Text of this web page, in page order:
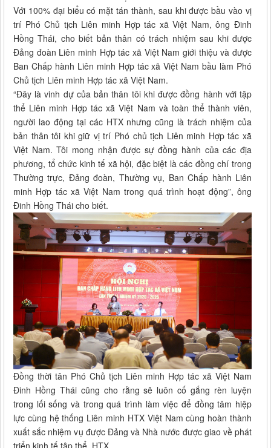
Với 100% đại biểu có mặt tán thành, sau khi được bầu vào vị
trí Phó Chủ tịch Liên minh Hợp tác xã Việt Nam, ông Đinh
Hồng Thái, cho biết bản thân có trách nhiệm sau khi được
Đảng đoàn Liên minh Hợp tác xã Việt Nam giới thiệu và được
Ban Chấp hành Liên minh Hợp tác xã Việt Nam bầu làm Phó
Chủ tịch Liên minh Hợp tác xã Việt Nam.
“Đây là vinh dự của bản thân tôi khi được đồng hành với tập
thể Liên minh Hợp tác xã Việt Nam và toàn thể thành viên,
người lao động tại các HTX nhưng cũng là trách nhiệm của
bản thân tôi khi giữ vị trí Phó chủ tịch Liên minh Hợp tác xã
Việt Nam. Tôi mong nhận được sự đồng hành của các địa
phương, tổ chức kinh tế xã hội, đặc biệt là các đồng chí trong
Thường trực, Đảng đoàn, Thường vụ, Ban Chấp hành Liên
minh Hợp tác xã Việt Nam trong quá trình hoạt động”, ông
Đinh Hồng Thái cho biết.
Đồng thời tân Phó Chủ tịch Liên minh Hợp tác xã Việt Nam
Đinh Hồng Thái cũng cho rằng sẽ luôn cố gắng rèn luyện
trong lối sống và trong quá trình làm việc để đồng tâm hiệp
lực cùng hệ thống Liên minh HTX Việt Nam cùng hoàn thành
xuất sắc nhiệm vụ được Đảng và Nhà nước được giao về phát
triển kinh tế tập thể, HTX.